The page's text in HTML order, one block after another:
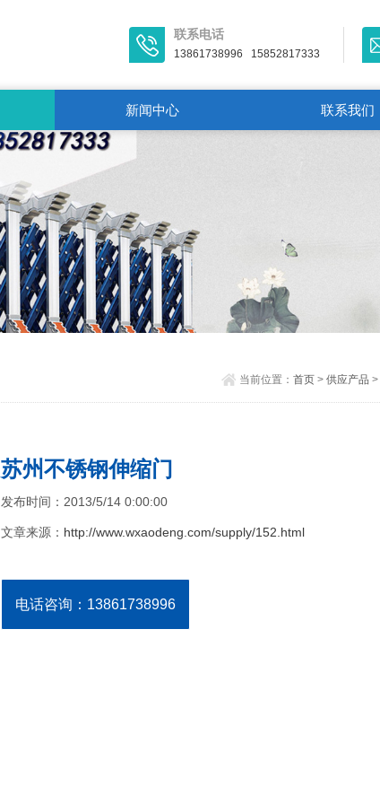
联系电话
13861738996 15852817333
新闻中心 联系我们
当前位置： 首页> 供应产品 >
苏州不锈钢伸缩门
发布时间：2013/5/14 0:00:00
文章来源： http://www.wxaodeng.com/supply/152.html
电话咨询：13861738996